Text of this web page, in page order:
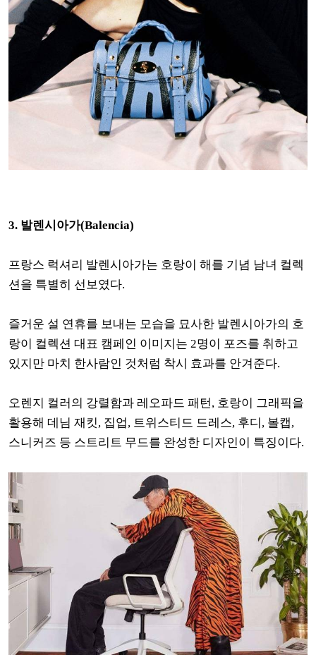
3. 발렌시아가(Balencia)
프랑스 럭셔리 발렌시아가는 호랑이 해를 기념 남녀 컬렉
션을 특별히 선보였다.
즐거운 설 연휴를 보내는 모습을 묘사한 발렌시아가의 호
랑이 컬렉션 대표 캠페인 이미지는 2명이 포즈를 취하고
있지만 마치 한사람인 것처럼 착시 효과를 안겨준다.
오렌지 컬러의 강렬함과 레오파드 패턴, 호랑이 그래픽을
활용해 데님 재킷, 집업, 트위스티드 드레스, 후디, 볼캡,
스니커즈 등 스트리트 무드를 완성한 디자인이 특징이다.